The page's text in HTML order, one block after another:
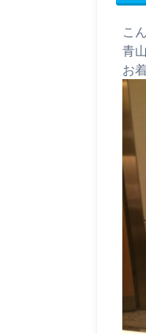
こ
青
お